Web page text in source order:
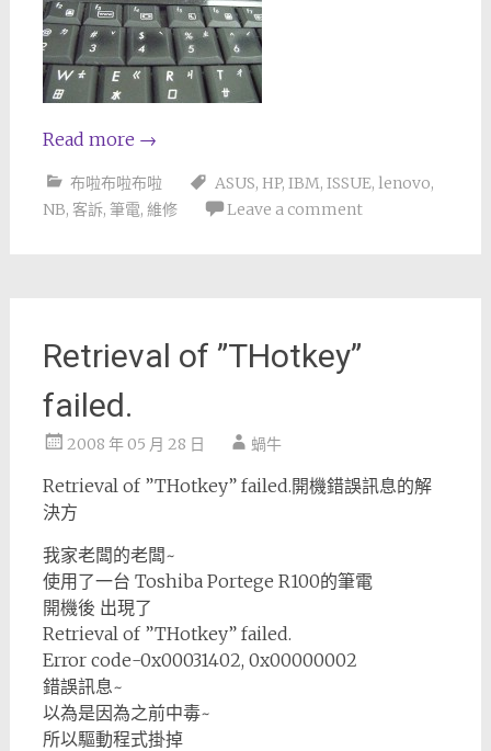
Read more →
布啦布啦布啦 ASUS, HP, IBM, ISSUE, lenovo,
NB, 客訴, 筆電, 維修 Leave a comment
Retrieval of ”THotkey”
failed.
2008 年 05 月 28 日 蝸牛
Retrieval of ”THotkey” failed.開機錯誤訊息的解
決方
我家老闆的老闆~
使用了一台 Toshiba Portege R100的筆電
開機後 出現了
Retrieval of ”THotkey” failed.
Error code-0x00031402, 0x00000002
錯誤訊息~
以為是因為之前中毒~
所以驅動程式掛掉